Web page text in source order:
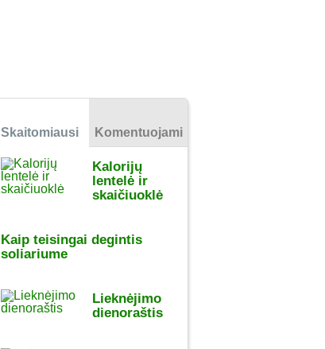
Skaitomiausi Komentuojami
Kalorijų
lentelė ir
skaičiuoklė
Kaip teisingai degintis
soliariume
Lieknėjimo
dienoraštis